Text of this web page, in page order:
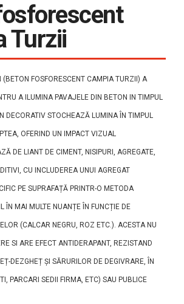
Turzii
(BETON FOSFORESCENT CAMPIA TURZII) A
A ILUMINA PAVAJELE DIN BETON IN TIMPUL
DECORATIV STOCHEAZĂ LUMINA ÎN TIMPUL
OFERIND UN IMPACT VIZUAL
DE LIANT DE CIMENT, NISIPURI, AGREGATE,
CU INCLUDEREA UNUI AGREGAT
PE SUPRAFAȚĂ PRINTR-O METODA
ÎN MAI MULTE NUANȚE ÎN FUNCȚIE DE
(CALCAR NEGRU, ROZ ETC.). ACESTA NU
SI ARE EFECT ANTIDERAPANT, REZISTAND
DEZGHEȚ ȘI SĂRURILOR DE DEGIVRARE, ÎN
PARCARI SEDII FIRMA, ETC) SAU PUBLICE